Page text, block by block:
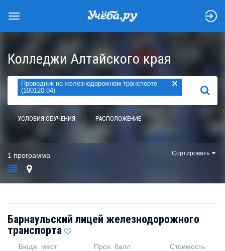
Колледжи Алтайского края
Проводник на железнодорожном транспорте
(100120.04)
×
НАЙТИ
УСЛОВИЯ ОБУЧЕНИЯ РАСПОЛОЖЕНИЕ
1 программа Сортировать
Барнаульский лицей железнодорожного
транспорта
Бюдж. мест Прох. балл Стоимость